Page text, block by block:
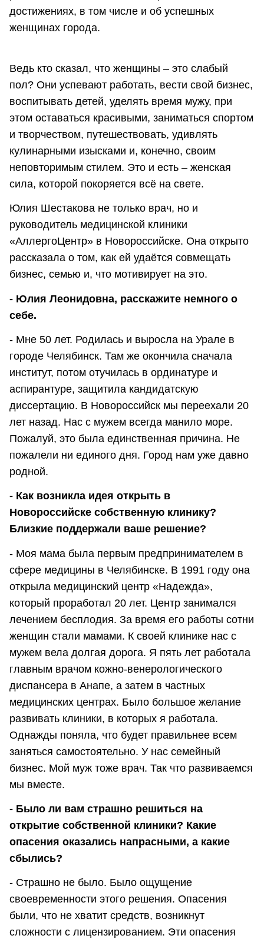
достижениях, в том числе и об успешных
женщинах города.
Ведь кто сказал, что женщины – это слабый
пол? Они успевают работать, вести свой бизнес,
воспитывать детей, уделять время мужу, при
этом оставаться красивыми, заниматься спортом
и творчеством, путешествовать, удивлять
кулинарными изысками и, конечно, своим
неповторимым стилем. Это и есть – женская
сила, которой покоряется всё на свете.
Юлия Шестакова не только врач, но и
руководитель медицинской клиники
«АллергоЦентр» в Новороссийске. Она открыто
рассказала о том, как ей удаётся совмещать
бизнес, семью и, что мотивирует на это.
- Юлия Леонидовна, расскажите немного о
себе.
- Мне 50 лет. Родилась и выросла на Урале в
городе Челябинск. Там же окончила сначала
институт, потом отучилась в ординатуре и
аспирантуре, защитила кандидатскую
диссертацию. В Новороссийск мы переехали 20
лет назад. Нас с мужем всегда манило море.
Пожалуй, это была единственная причина. Не
пожалели ни единого дня. Город нам уже давно
родной.
- Как возникла идея открыть в
Новороссийске собственную клинику?
Близкие поддержали ваше решение?
- Моя мама была первым предпринимателем в
сфере медицины в Челябинске. В 1991 году она
открыла медицинский центр «Надежда»,
который проработал 20 лет. Центр занимался
лечением бесплодия. За время его работы сотни
женщин стали мамами. К своей клинике нас с
мужем вела долгая дорога. Я пять лет работала
главным врачом кожно-венерологического
диспансера в Анапе, а затем в частных
медицинских центрах. Было большое желание
развивать клиники, в которых я работала.
Однажды поняла, что будет правильнее всем
заняться самостоятельно. У нас семейный
бизнес. Мой муж тоже врач. Так что развиваемся
мы вместе.
- Было ли вам страшно решиться на
открытие собственной клиники? Какие
опасения оказались напрасными, а какие
сбылись?
- Страшно не было. Было ощущение
своевременности этого решения. Опасения
были, что не хватит средств, возникнут
сложности с лицензированием. Эти опасения